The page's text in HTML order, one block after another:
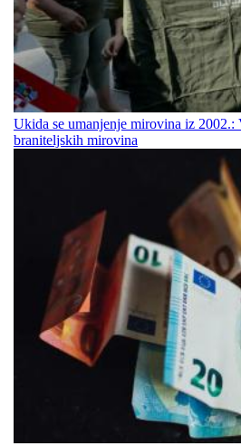
Ukida se umanjenje mirovina iz 2002.:
braniteljskih mirovina